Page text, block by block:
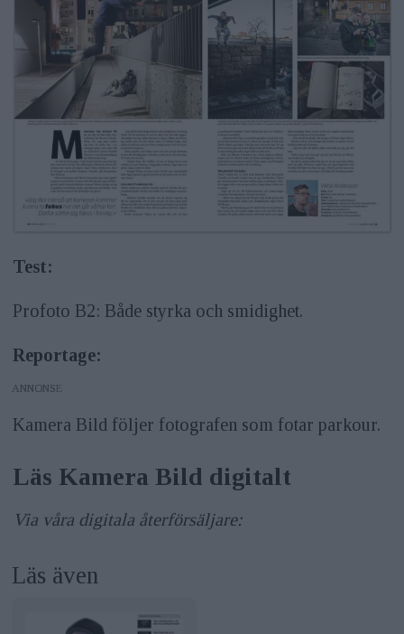
Test:
Profoto B2: Både styrka och smidighet.
Reportage:
ANNONS
Kamera Bild följer fotografen som fotar parkour.
Läs Kamera Bild digitalt
Via våra digitala återförsäljare:
Läs även